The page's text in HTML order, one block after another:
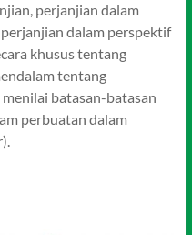
perjanjian dalam
dalam perspektif
khusus tentang
tentang
batasan-batasan
perbuatan dalam